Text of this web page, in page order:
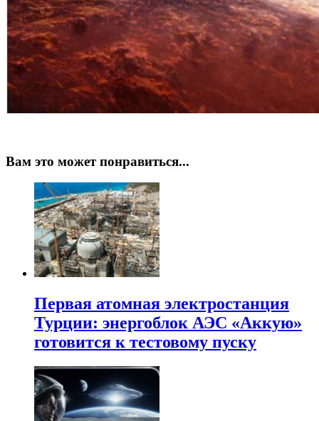
Вам это может понравиться...
Первая атомная электростанция
Турции: энергоблок АЭС «Аккую»
готовится к тестовому пуску